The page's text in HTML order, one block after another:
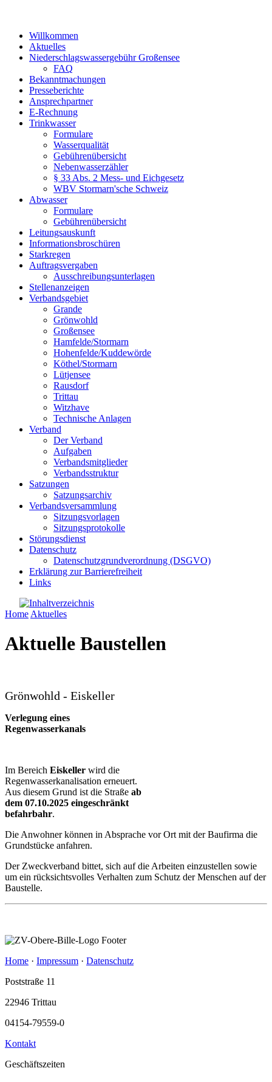
Willkommen
Aktuelles
Niederschlagswassergebühr Großensee
FAQ
Bekanntmachungen
Presseberichte
Ansprechpartner
E-Rechnung
Trinkwasser
Formulare
Wasserqualität
Gebührenübersicht
Nebenwasserzähler
§ 33 Abs. 2 Mess- und Eichgesetz
WBV Stormarn'sche Schweiz
Abwasser
Formulare
Gebührenübersicht
Leitungsauskunft
Informationsbroschüren
Starkregen
Auftragsvergaben
Ausschreibungsunterlagen
Stellenanzeigen
Verbandsgebiet
Grande
Grönwohld
Großensee
Hamfelde/Stormarn
Hohenfelde/Kuddewörde
Köthel/Stormarn
Lütjensee
Rausdorf
Trittau
Witzhave
Technische Anlagen
Verband
Der Verband
Aufgaben
Verbandsmitglieder
Verbandsstruktur
Satzungen
Satzungsarchiv
Verbandsversammlung
Sitzungsvorlagen
Sitzungsprotokolle
Störungsdienst
Datenschutz
Datenschutzgrundverordnung (DSGVO)
Erklärung zur Barrierefreiheit
Links
Home Aktuelles
Aktuelle Baustellen
Grönwohld - Eiskeller
Verlegung eines
Regenwasserkanals
Im Bereich Eiskeller wird die
Regenwasserkanalisation erneuert.
Aus diesem Grund ist die Straße ab
dem 07.10.2025 eingeschränkt
befahrbahr.
Die Anwohner können in Absprache vor Ort mit der Baufirma die
Grundstücke anfahren.
Der Zweckverband bittet, sich auf die Arbeiten einzustellen sowie
um ein rücksichtsvolles Verhalten zum Schutz der Menschen auf der
Baustelle.
Home · Impressum · Datenschutz
Poststraße 11
22946 Trittau
04154-79559-0
Kontakt
Geschäftszeiten